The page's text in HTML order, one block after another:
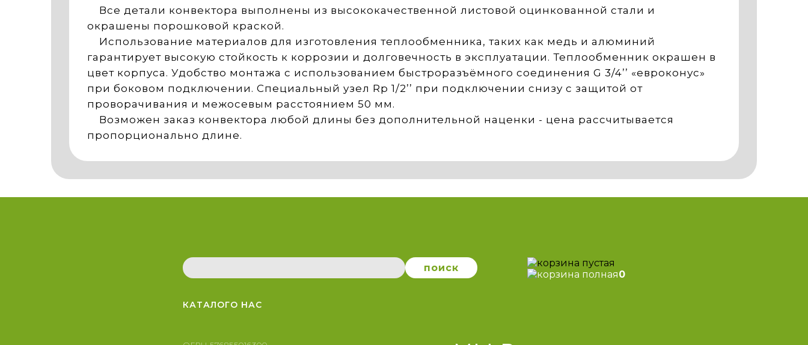
Все детали конвектора выполнены из высококачественной листовой оцинкованной стали и
окрашены порошковой краской.
Использование материалов для изготовления теплообменника, таких как медь и алюминий
гарантирует высокую стойкость к коррозии и долговечность в эксплуатации. Теплообменник окрашен в
цвет корпуса. Удобство монтажа с использованием быстроразъёмного соединения G 3/4’’ «евроконус»
при боковом подключении. Специальный узел Rp 1/2’’ при подключении снизу с защитой от
проворачивания и межосевым расстоянием 50 мм.
Возможен заказ конвектора любой длины без дополнительной наценки - цена рассчитывается
пропорционально длине.
поиск
0
КАТАЛОГО НАС